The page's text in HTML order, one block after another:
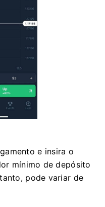
e insira o
mínimo de depósito
pode variar de